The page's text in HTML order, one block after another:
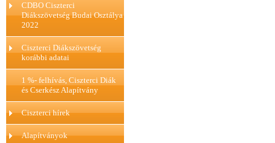
CDBO Ciszterci
Diákszövetség Budai Osztálya
2022
Ciszterci Diákszövetség
korábbi adatai
1 %- felhívás, Ciszterci Diák
és Cserkész Alapítvány
Ciszterci hírek
Alapítványok